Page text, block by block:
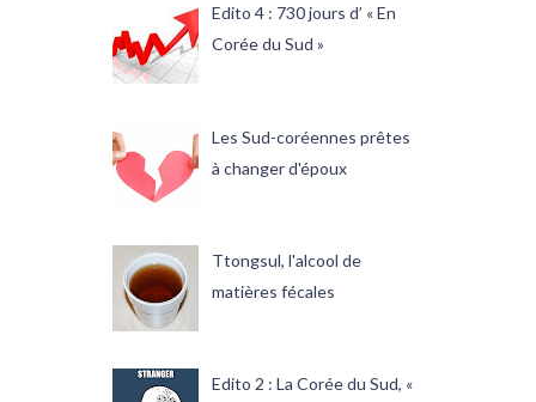
Edito 4 : 730 jours d’ « En
Corée du Sud »
Les Sud-coréennes prêtes
à changer d'époux
Ttongsul, l'alcool de
matières fécales
Edito 2 : La Corée du Sud, «